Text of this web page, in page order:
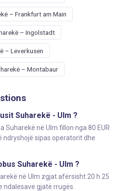
– Frankfurt am Main
– Ingolstadt
– Leverkusen
– Montabaur
Suharekë - Ulm ?
Suharekë në Ulm fillon nga 80 EUR
ndryshojë sipas operatorit dhe
Suharekë - Ulm ?
në Ulm zgjat afërsisht 20 h 25
gjatë rrugës.